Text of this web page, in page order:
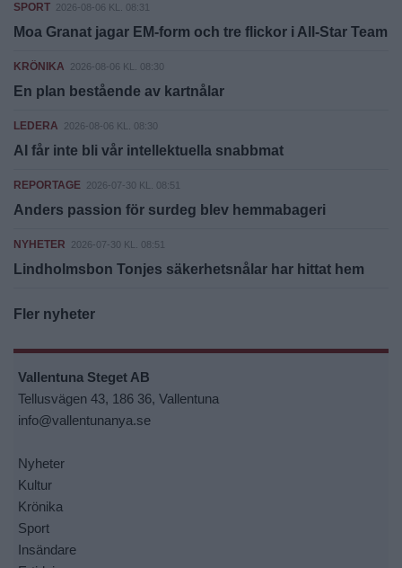
SPORT 2026-08-06 KL. 08:31
Moa Granat jagar EM-form och tre flickor i All-Star Team
KRÖNIKA 2026-08-06 KL. 08:30
En plan bestående av kartnålar
LEDERA 2026-08-06 KL. 08:30
AI får inte bli vår intellektuella snabbmat
REPORTAGE 2026-07-30 KL. 08:51
Anders passion för surdeg blev hemmabageri
NYHETER 2026-07-30 KL. 08:51
Lindholmsbon Tonjes säkerhetsnålar har hittat hem
Fler nyheter
Vallentuna Steget AB
Tellusvägen 43, 186 36, Vallentuna
info@vallentunanya.se
Nyheter
Kultur
Krönika
Sport
Insändare